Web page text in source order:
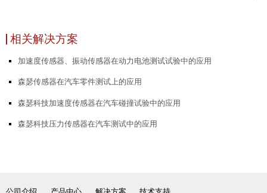
相关解决方案
加速度传感器、振动传感器在动力电池测试试验中的应用
森瑟传感器在汽车零件测试上的应用
森瑟科技加速度传感器在汽车碰撞试验中的应用
森瑟科技压力传感器在汽车测试中的应用
公司介绍 产品中心 解决方案 技术支持